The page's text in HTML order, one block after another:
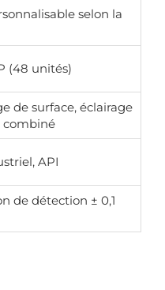
selon la
(48 unités)
de surface, éclairage
combiné
API
de détection ± 0,1